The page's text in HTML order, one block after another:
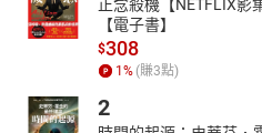
正念殺機【NETFLIX影
【電子書】
$308
1% (賺3點)
2